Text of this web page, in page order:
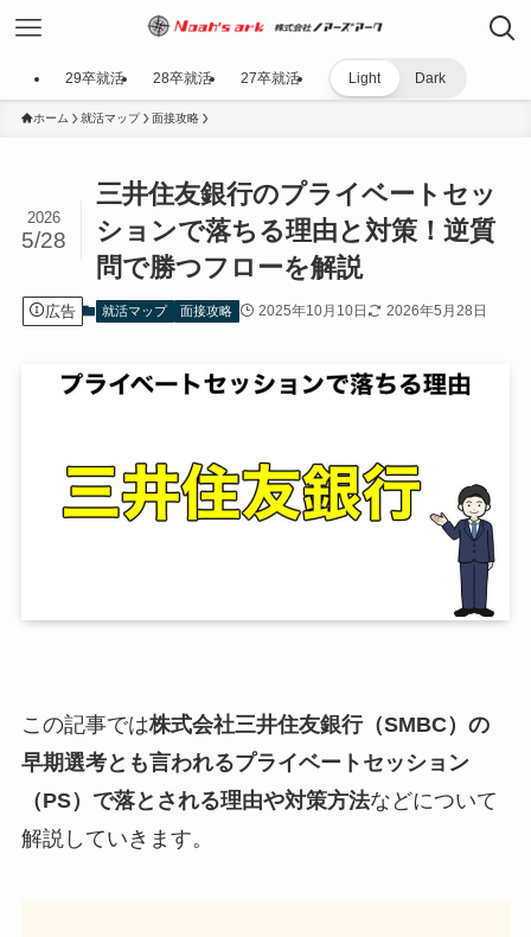
29卒就活 28卒就活 27卒就活 Light Dark
ホーム 就活マップ 面接攻略
三井住友銀行のプライベートセッ
ションで落ちる理由と対策！逆質
問で勝つフローを解説
2026
5/28
広告 就活マップ 面接攻略 2025年10月10日 2026年5月28日
この記事では株式会社三井住友銀行（SMBC）の
早期選考とも言われるプライベートセッション
（PS）で落とされる理由や対策方法などについて
解説していきます。